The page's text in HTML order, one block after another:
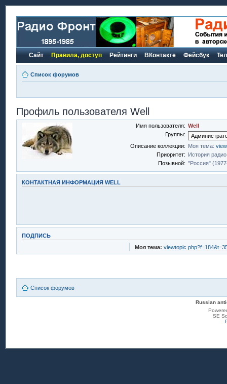
Сайт Правила, доступ Рейтинги ВКонтакте Фейсбук
Список форумов
Профиль пользователя Well
Имя пользователя: Well
Группы:
Описание коллекции: Моя тема:
Приоритет: История
Позывной: "Россия"
КОНТАКТНАЯ ИНФОРМАЦИЯ WELL
ПОДПИСЬ
Моя тема:
Список форумов
Russian
SE